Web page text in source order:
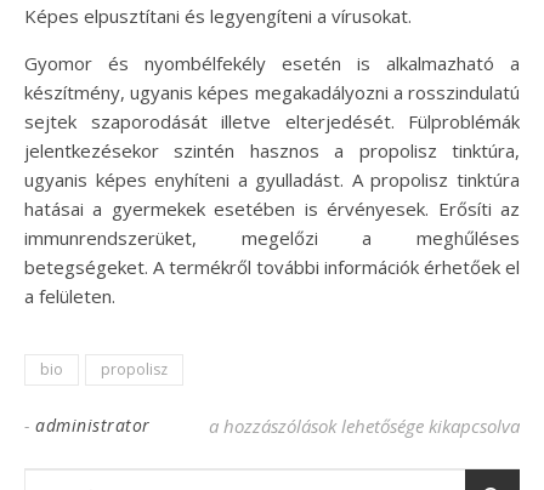
Képes elpusztítani és legyengíteni a vírusokat.
Gyomor és nyombélfekély esetén is alkalmazható a
készítmény, ugyanis képes megakadályozni a rosszindulatú
sejtek szaporodását illetve elterjedését. Fülproblémák
jelentkezésekor szintén hasznos a propolisz tinktúra,
ugyanis képes enyhíteni a gyulladást. A propolisz tinktúra
hatásai a gyermekek esetében is érvényesek. Erősíti az
immunrendszerüket, megelőzi a meghűléses
betegségeket. A termékről további információk érhetőek el
a felületen.
bio propolisz
- administrator Milyen anyag a propolisz? bejegyzéshez
a hozzászólások lehetősége kikapcsolva